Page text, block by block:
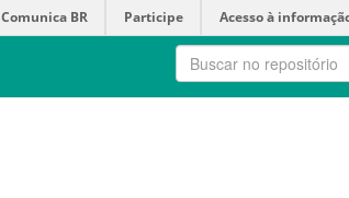
Comunica BR Participe Acesso à